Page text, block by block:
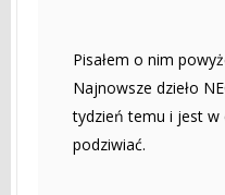
Pisałem o nim
Najnowsze dzieło
tydzień temu i jest w
podziwiać.